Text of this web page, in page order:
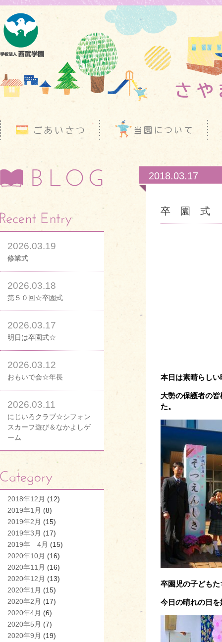
2026.03.19
修業式
2026.03.18
第５０回☆卒園式
2026.03.17
明日は卒園式☆
2026.03.12
おもいで会☆年長
2026.03.11
にじいろクラブ☆シフォン
スカーフ遊び＆なかよしゲ
ーム
2018年12月 (12)
2019年1月 (8)
2019年2月 (15)
2019年3月 (17)
2019年 4月 (15)
2020年10月 (16)
2020年11月 (16)
2020年12月 (13)
2020年1月 (15)
2020年2月 (17)
2020年4月 (6)
2020年5月 (7)
2020年9月 (19)
2018.03.17
卒 園 式
本日は素晴らし
大勢の保護者の
た。
卒園児の子ども
今日の晴れの日